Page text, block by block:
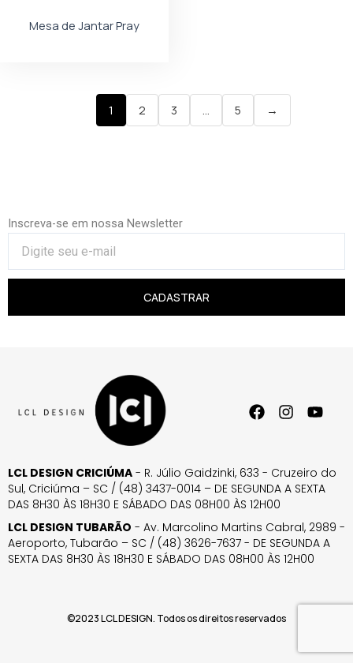
Mesa de Jantar Pray
1 2 3 … 5 →
Inscreva-se em nossa Newsletter
CADASTRAR
LCL DESIGN CRICIÚMA - R. Júlio Gaidzinki, 633 - Cruzeiro do
Sul, Criciúma – SC / (48) 3437-0014 – DE SEGUNDA A SEXTA
DAS 8H30 ÀS 18H30 E SÁBADO DAS 08H00 ÀS 12H00
LCL DESIGN TUBARÃO - Av. Marcolino Martins Cabral, 2989 -
Aeroporto, Tubarão – SC / (48) 3626-7637 - DE SEGUNDA A
SEXTA DAS 8H30 ÀS 18H30 E SÁBADO DAS 08H00 ÀS 12H00
©2023 LCL DESIGN. Todos os direitos reservados